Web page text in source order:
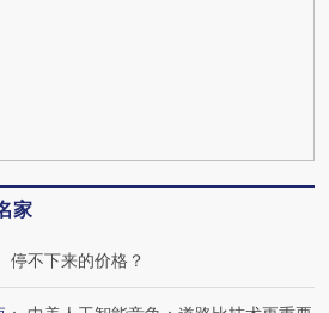
吸金
马航飞行员跨国走私7万
毒品
育部长
家
停不下来的价格？